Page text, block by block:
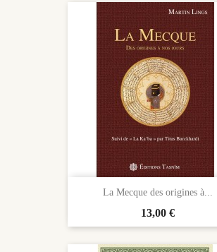
La Mecque des origines à...
Prix
13,00 €